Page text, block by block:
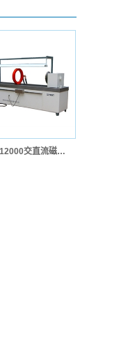
CDG-12000交直流磁粉探伤机